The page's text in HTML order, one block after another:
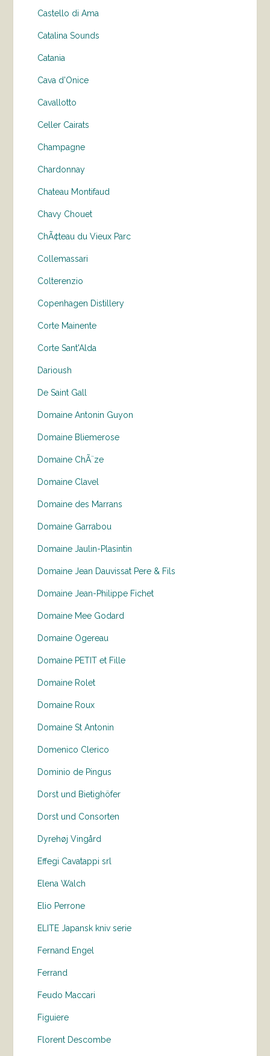
Castello di Ama
Catalina Sounds
Catania
Cava d'Onice
Cavallotto
Celler Cairats
Champagne
Chardonnay
Chateau Montifaud
Chavy Chouet
ChÃ¢teau du Vieux Parc
Collemassari
Colterenzio
Copenhagen Distillery
Corte Mainente
Corte Sant'Alda
Darioush
De Saint Gall
Domaine Antonin Guyon
Domaine Bliemerose
Domaine ChÃ¨ze
Domaine Clavel
Domaine des Marrans
Domaine Garrabou
Domaine Jaulin-Plasintin
Domaine Jean Dauvissat Pere & Fils
Domaine Jean-Philippe Fichet
Domaine Mee Godard
Domaine Ogereau
Domaine PETIT et Fille
Domaine Rolet
Domaine Roux
Domaine St Antonin
Domenico Clerico
Dominio de Pingus
Dorst und Bietighöfer
Dorst und Consorten
Dyrehøj Vingård
Effegi Cavatappi srl
Elena Walch
Elio Perrone
ELITE Japansk kniv serie
Fernand Engel
Ferrand
Feudo Maccari
Figuiere
Florent Descombe